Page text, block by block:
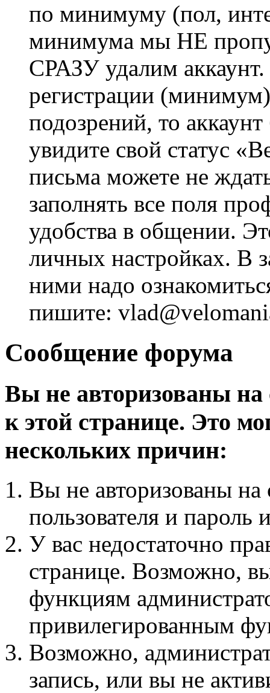
по минимуму (пол,
минимума мы НЕ
СРАЗУ удалим
регистрации
подозрений, то
увидите свой статус
письма можете не
заполнять все поля
удобства в общении.
личных настройках. В
ними надо
пишите:
Сообщение форума
Вы не авторизованы на
к этой странице. Это
нескольких причин:
Вы не авторизованы на
пользователя и пароль
У вас недостаточно
странице. Возможно,
функциям
привилегированным
Возможно,
запись, или вы не